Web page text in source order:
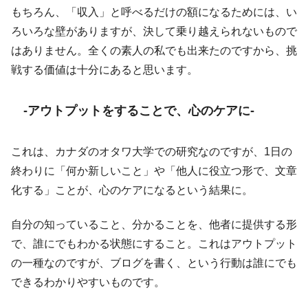
もちろん、「収入」と呼べるだけの額になるためには、い
ろいろな壁がありますが、決して乗り越えられないもので
はありません。全くの素人の私でも出来たのですから、挑
戦する価値は十分にあると思います。
-アウトプットをすることで、心のケアに-
これは、カナダのオタワ大学での研究なのですが、1日の
終わりに「何か新しいこと」や「他人に役立つ形で、文章
化する」ことが、心のケアになるという結果に。
自分の知っていること、分かることを、他者に提供する形
で、誰にでもわかる状態にすること。これはアウトプット
の一種なのですが、ブログを書く、という行動は誰にでも
できるわかりやすいものです。